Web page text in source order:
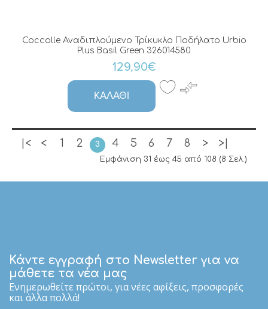
Coccolle Αναδιπλούμενο Τρίκυκλο Ποδήλατο Urbio
Plus Basil Green 326014580
129,90€
ΚΑΛΆΘΙ
|< < 1 2 3 4 5 6 7 8 > >|
Εμφάνιση 31 έως 45 από 108 (8 Σελ.)
Κάντε εγγραφή στο Newsletter για να
μάθετε τα νέα μας
Eνημερωθείτε πρώτοι, για νέες αφίξεις, προσφορές
και άλλα πολλά!